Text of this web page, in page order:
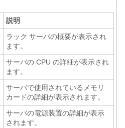
説明
ラック サーバの概要が表示され
ます。
サーバの CPU の詳細が表示され
ます。
サーバで使用されているメモリ
カードの詳細が表示されます。
サーバの電源装置の詳細が表示
されます。